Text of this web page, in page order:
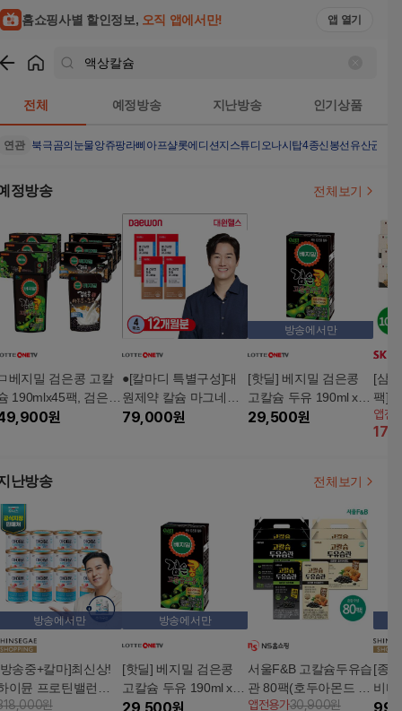
홈쇼핑사별 할인정보, 오직 앱에서만! 앱 열기
전체 예정방송 지난방송 인기상품
연관 북극곰의눈물앙쥬팡라삐아프샬롯에디션지스튜디오나시탑4종신봉선유산균
정방송 전체보기
베지밀 검은콩 고칼
190mlx45팩, 검은콩
몬드호두 190mlx45
원
●[칼마디 특별구성]대
원제약 칼슘 마그네슘
비타민D 12개월+오메
79,000원
방송에서만
[핫딜] 베지밀 검은콩
고칼슘 두유 190ml x 4
8팩
29,500원
[삼
팩]
리두
과
앱전
17
난방송 전체보기
방송에서만
송중+칼마]최신상!
이뮨 프로틴밸런스
파 12캔+칼슘마그네
원
방송에서만
[핫딜] 베지밀 검은콩
고칼슘 두유 190ml x 4
8팩
서울F&B 고칼슘두유습
관 80팩(호두아몬드 19
0mlX40팩+검은참깨 1
앱전용가30,900원
[종
비타
타민